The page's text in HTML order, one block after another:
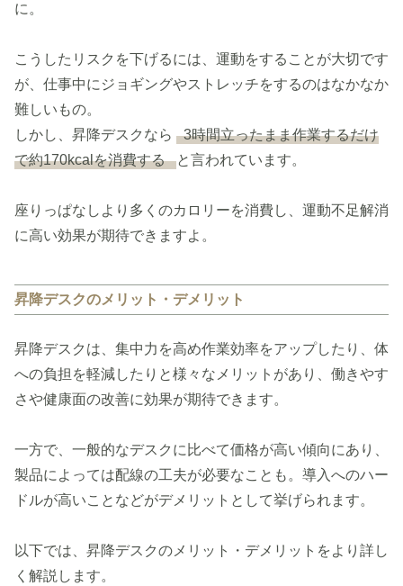
に。
こうしたリスクを下げるには、運動をすることが大切です
が、仕事中にジョギングやストレッチをするのはなかなか
難しいもの。
しかし、昇降デスクなら
3時間立ったまま作業するだけ
で約170kcalを消費する と言われています。
座りっぱなしより多くのカロリーを消費し、運動不足解消
に高い効果が期待できますよ。
昇降デスクのメリット・デメリット
昇降デスクは、集中力を高め作業効率をアップしたり、体
への負担を軽減したりと様々なメリットがあり、働きやす
さや健康面の改善に効果が期待できます。
一方で、一般的なデスクに比べて価格が高い傾向にあり、
製品によっては配線の工夫が必要なことも。導入へのハー
ドルが高いことなどがデメリットとして挙げられます。
以下では、昇降デスクのメリット・デメリットをより詳し
く解説します。